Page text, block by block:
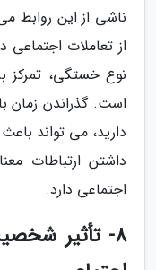
ناشی از این روابط
از تعاملات
نوع خستگی، تمرکز
است. گذراندن زمان
دارید، می تواند
داشتن ارتباطات
اجتماعی دارد.
8- تأثیر